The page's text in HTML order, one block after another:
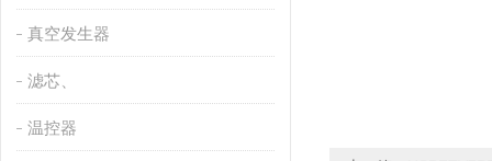
真空发生器
滤芯、
温控器